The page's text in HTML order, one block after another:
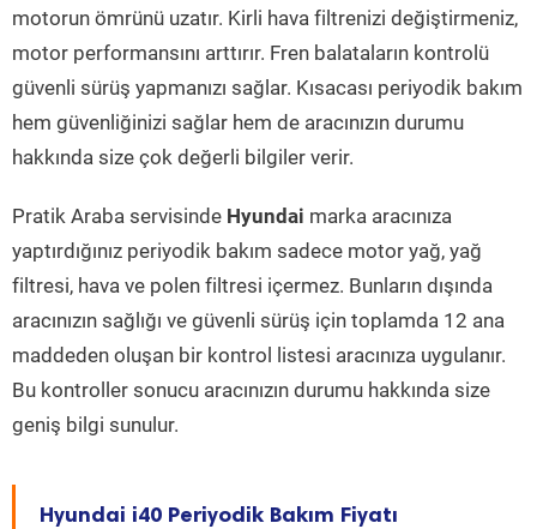
motorun ömrünü uzatır. Kirli hava filtrenizi değiştirmeniz,
motor performansını arttırır. Fren balataların kontrolü
güvenli sürüş yapmanızı sağlar. Kısacası periyodik bakım
hem güvenliğinizi sağlar hem de aracınızın durumu
hakkında size çok değerli bilgiler verir.
Pratik Araba servisinde Hyundai marka aracınıza
yaptırdığınız periyodik bakım sadece motor yağ, yağ
filtresi, hava ve polen filtresi içermez. Bunların dışında
aracınızın sağlığı ve güvenli sürüş için toplamda 12 ana
maddeden oluşan bir kontrol listesi aracınıza uygulanır.
Bu kontroller sonucu aracınızın durumu hakkında size
geniş bilgi sunulur.
Hyundai i40 Periyodik Bakım Fiyatı